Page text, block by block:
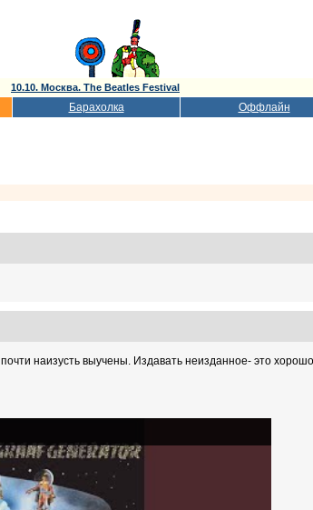
10.10. Москва. The Beatles Festival
Барахолка Оффлайн
наизусть выучены. Издавать неизданное- это